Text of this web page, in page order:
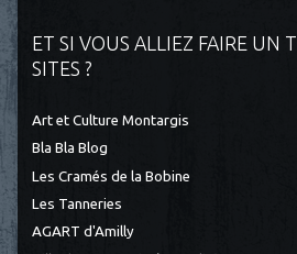
ET SI VOUS ALLIEZ FAIRE UN
SITES ?
Art et Culture Montargis
Bla Bla Blog
Les Cramés de la Bobine
Les Tanneries
AGART d'Amilly